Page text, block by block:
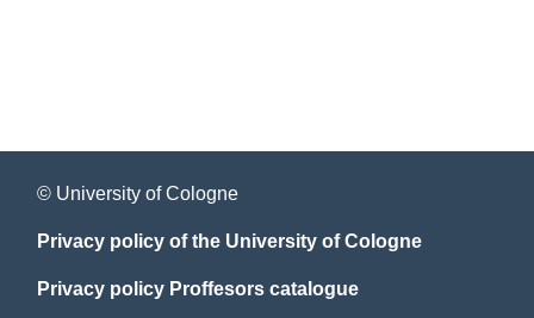
© University of Cologne
Privacy policy of the University of Cologne
Privacy policy Proffesors catalogue